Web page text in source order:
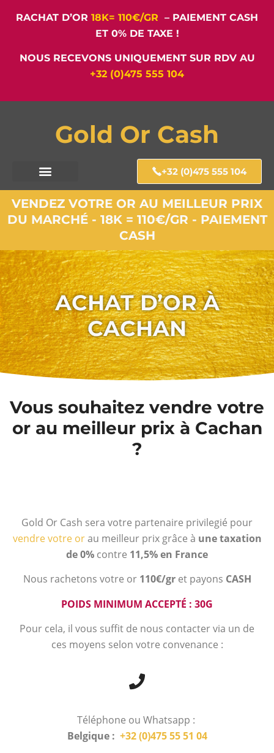
RACHAT D’OR 18K= 110€/GR – PAIEMENT CASH
ET 0% DE TAXE !
NOUS RECEVONS UNIQUEMENT SUR RDV AU
+32 (0)475 555 104
Gold Or Cash
+32 (0)475 555 104
VENDEZ VOTRE OR AU MEILLEUR PRIX
DU MARCHÉ - 18K = 110€/GR - PAIEMENT
CASH
ACHAT D’OR À
CACHAN
Vous souhaitez vendre votre
or au meilleur prix à Cachan
?
Gold Or Cash sera votre partenaire privilegié pour
vendre votre orau meilleur prix grâce à une taxation
de 0% contre 11,5% en France
Nous rachetons votre or 110€/gr et payons CASH
POIDS MINIMUM ACCEPTÉ : 30G
Pour cela, il vous suffit de nous contacter via un de
ces moyens selon votre convenance :
Téléphone ou Whatsapp :
Belgique : +32 (0)475 55 51 04